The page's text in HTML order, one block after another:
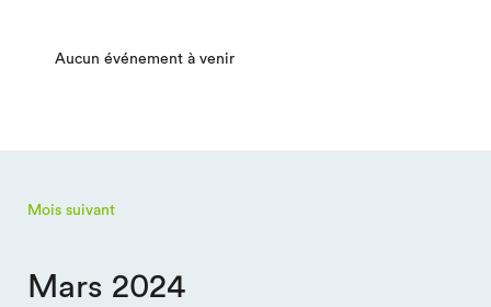
Aucun événement à venir
Mois suivant
Mars 2024